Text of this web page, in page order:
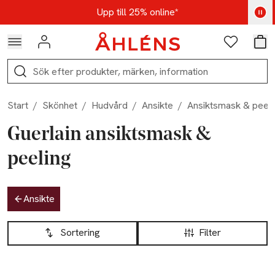
Hoppa till navigationsmenynUpp till 25% online*
Kod: AUG25 - Shoppa nu
Logga in Favoriter
Sök
Start / Skönhet / Hudvård / Ansikte / Ansiktsmask &
Guerlain ansiktsmask &
peeling
Hoppa till produktsidan
Ansikte
Hoppa till produktsidan
Filter
Sortering
Lista över produkter